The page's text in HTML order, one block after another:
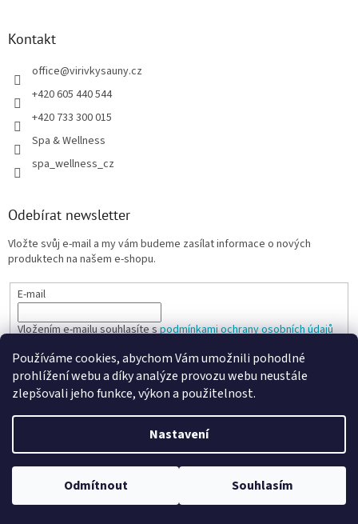
Používáme cookies, abychom Vám umožnili pohodlné
prohlížení webu a díky analýze provozu webu neustále
zlepšovali jeho funkce, výkon a použitelnost.
Nastavení
Odmítnout Souhlasím
Kontakt
office@virivkysauny.cz
+420 605 440 544
+420 733 300 015
Spa & Wellness
spa_wellness_cz
Odebírat newsletter
Vložte svůj e-mail a my vám budeme zasílat informace o nových
produktech na našem e-shopu.
E-mail
Vložením e-mailu souhlasíte spodmínkami ochrany osobních údajů
PŘIHLÁSIT SE
Vytvořil Shoptet
Copyright 2026SPANARIO . Všechna práva vyhrazena.